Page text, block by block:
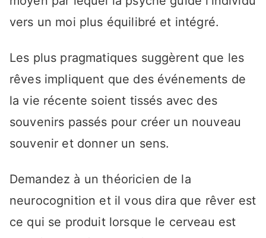
vers un moi plus équilibré et intégré.
Les plus pragmatiques suggèrent que les
rêves impliquent que des événements de
la vie récente soient tissés avec des
souvenirs passés pour créer un nouveau
souvenir et donner un sens.
Demandez à un théoricien de la
neurocognition et il vous dira que rêver est
ce qui se produit lorsque le cerveau est